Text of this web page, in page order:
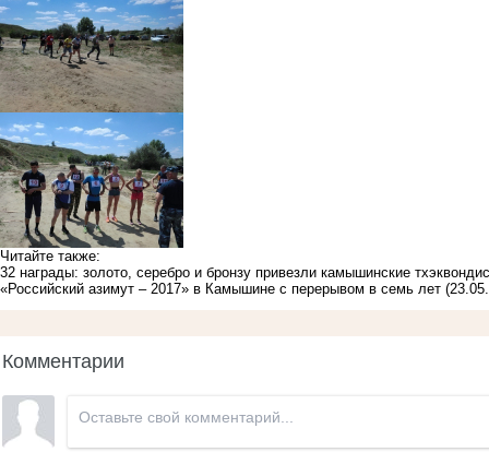
Читайте также:
32 награды: золото, серебро и бронзу привезли камышинские
«Российский азимут – 2017» в Камышине с перерывом в семь лет
Комментарии